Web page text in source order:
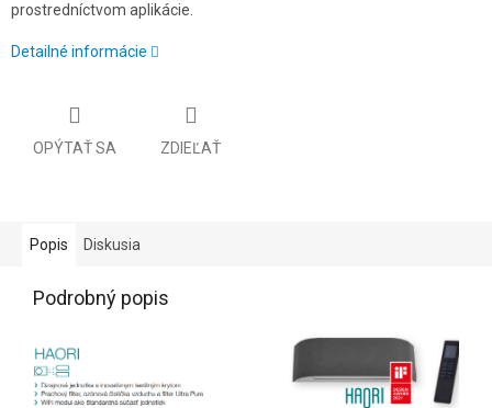
prostredníctvom aplikácie.
Detailné informácie
OPÝTAŤ SA ZDIEĽAŤ
Popis Diskusia
Podrobný popis